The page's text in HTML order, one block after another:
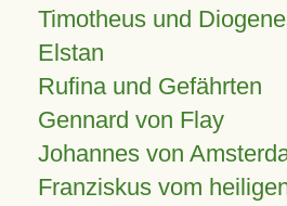
Timotheus und
Elstan
Rufina und Gefährten
Gennard von Flay
Johannes von
Franziskus vom